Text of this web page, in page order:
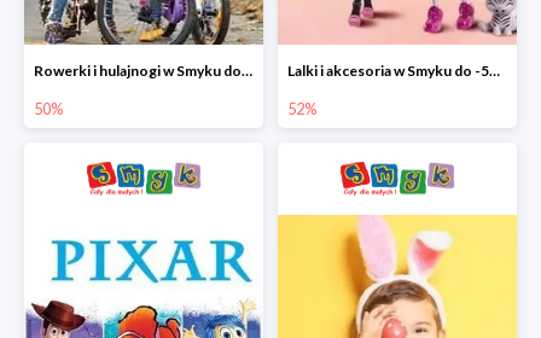
Rowerki i hulajnogi w Smyku do -50%
50%
Lalki i akcesoria w Smyku do -52%
52%